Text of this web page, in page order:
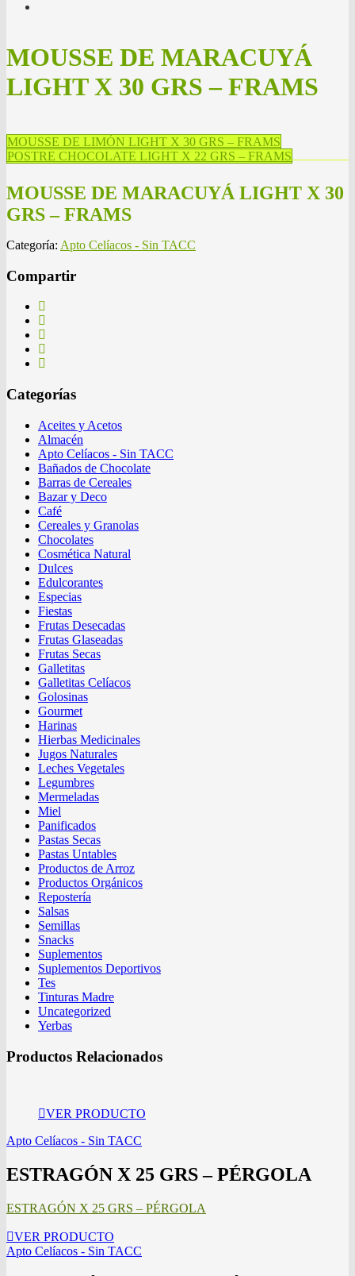
MOUSSE DE MARACUYÁ
LIGHT X 30 GRS – FRAMS
MOUSSE DE LIMÓN LIGHT X 30 GRS – FRAMS
POSTRE CHOCOLATE LIGHT X 22 GRS – FRAMS
MOUSSE DE MARACUYÁ LIGHT X 30
GRS – FRAMS
Categoría: Apto Celíacos - Sin TACC
Compartir
Categorías
Aceites y Acetos
Almacén
Apto Celíacos - Sin TACC
Bañados de Chocolate
Barras de Cereales
Bazar y Deco
Café
Cereales y Granolas
Chocolates
Cosmética Natural
Dulces
Edulcorantes
Especias
Fiestas
Frutas Desecadas
Frutas Glaseadas
Frutas Secas
Galletitas
Galletitas Celíacos
Golosinas
Gourmet
Harinas
Hierbas Medicinales
Jugos Naturales
Leches Vegetales
Legumbres
Mermeladas
Miel
Panificados
Pastas Secas
Pastas Untables
Productos de Arroz
Productos Orgánicos
Repostería
Salsas
Semillas
Snacks
Suplementos
Suplementos Deportivos
Tes
Tinturas Madre
Uncategorized
Yerbas
Productos Relacionados
VER PRODUCTO
Apto Celíacos - Sin TACC
ESTRAGÓN X 25 GRS – PÉRGOLA
ESTRAGÓN X 25 GRS – PÉRGOLA
VER PRODUCTO
Apto Celíacos - Sin TACC